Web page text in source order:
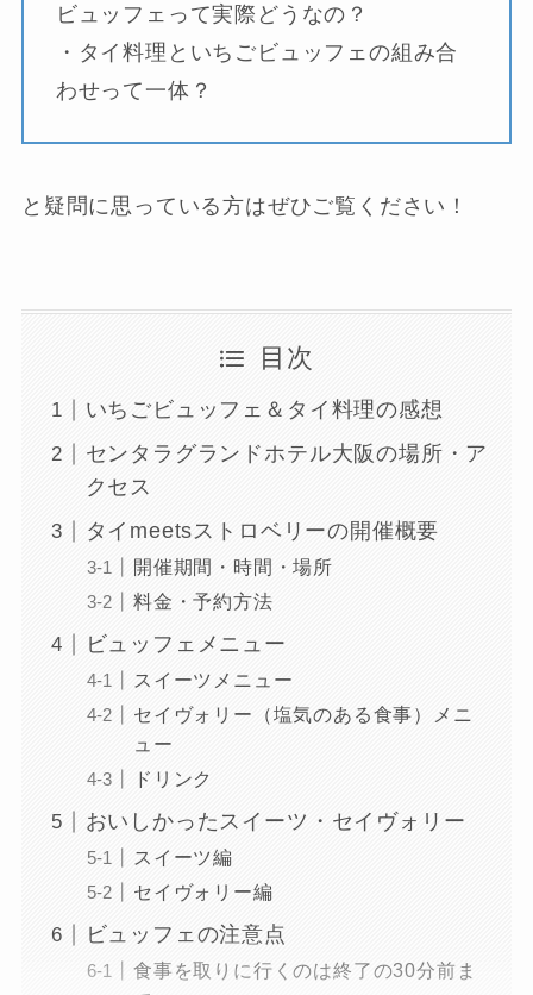
ビュッフェって実際どうなの？
・タイ料理といちごビュッフェの組み合
わせって一体？
と疑問に思っている方はぜひご覧ください！
目次
いちごビュッフェ＆タイ料理の感想
センタラグランドホテル大阪の場所・ア
クセス
タイmeetsストロベリーの開催概要
開催期間・時間・場所
料金・予約方法
ビュッフェメニュー
スイーツメニュー
セイヴォリー（塩気のある食事）メニ
ュー
ドリンク
おいしかったスイーツ・セイヴォリー
スイーツ編
セイヴォリー編
ビュッフェの注意点
食事を取りに行くのは終了の30分前ま